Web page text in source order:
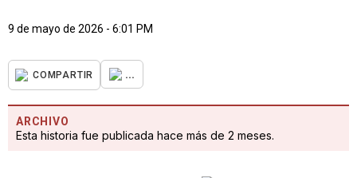
9 de mayo de 2026 - 6:01 PM
COMPARTIR ...
ARCHIVO
Esta historia fue publicada hace más de 2 meses.